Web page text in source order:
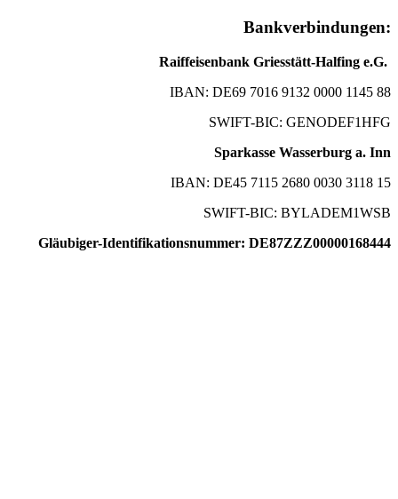
Bankverbindungen:
Raiffeisenbank Griesstätt-Halfing e.G.
IBAN: DE69 7016 9132 0000 1145 88
SWIFT-BIC: GENODEF1HFG
Sparkasse Wasserburg a. Inn
IBAN: DE45 7115 2680 0030 3118 15
SWIFT-BIC: BYLADEM1WSB
Gläubiger-Identifikationsnummer: DE87ZZZ00000168444